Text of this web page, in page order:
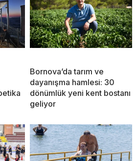
Bornova’da tarım ve
dayanışma hamlesi: 30
dönümlük yeni kent bostanı
geliyor